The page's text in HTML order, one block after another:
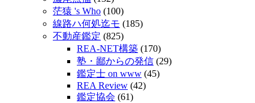
茫猿 's Who (100)
線路ハ何処迄モ (185)
不動産鑑定 (825)
REA-NET構築 (170)
塾・鄙からの発信 (29)
鑑定士 on www (45)
REA Review (42)
鑑定協会 (61)